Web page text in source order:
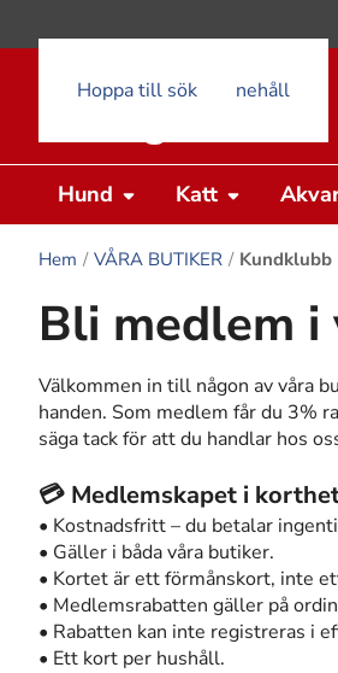
Hoppa till huvudinnehåll
Hoppa till sök
Hund Katt
Hem VÅRA BUTIKER Kundklubb
Bli medlem
Välkommen in till någon av våra
handen. Som medlem får du 3%
säga tack för att du handlar hos
💳 Medlemskapet i
• Kostnadsfritt – du betalar
• Gäller i båda våra butiker.
• Kortet är ett förmånskort, inte
• Medlemsrabatten gäller på
• Rabatten kan inte registreras i
• Ett kort per hushåll.